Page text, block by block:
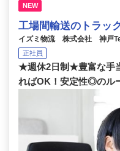
NEW
工場間輸送のトラッ
イズミ物流 株式会社 神戸
正社員
★週休2日制★豊富な手
ればOK！安定性◎のル